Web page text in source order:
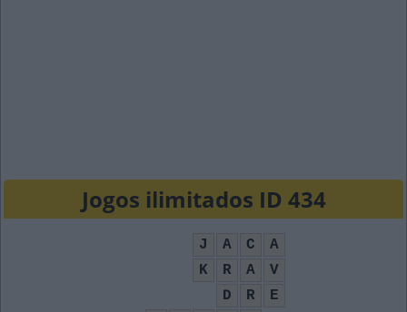
Jogos ilimitados ID 434
J A C
A
K
R A
V
D
R
E